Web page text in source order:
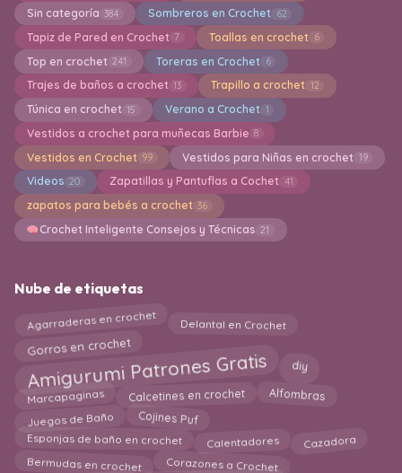
Sin categoría 384 Sombreros en Crochet 62
Tapiz de Pared en Crochet 7 Toallas en crochet 6
Top en crochet 241 Toreras en Crochet 6
Trajes de baños a crochet 13 Trapillo a crochet 12
Túnica en crochet 15 Verano a Crochet 1
Vestidos a crochet para muñecas Barbie 8
Vestidos en Crochet 99 Vestidos para Niñas en crochet 19
Videos 20 Zapatillas y Pantuflas a Cochet 41
zapatos para bebés a crochet 36
Crochet Inteligente Consejos y Técnicas 21
Nube de etiquetas
Agarraderas en crochet Delantal en Crochet
Gorros en crochet
Amigurumi Patrones Gratis diy
Marcapaginas Calcetines en crochet Alfombras
Juegos de Baño Cojines Puf
Esponjas de baño en crochet Calentadores Cazadora
Bermudas en crochet Corazones a Crochet